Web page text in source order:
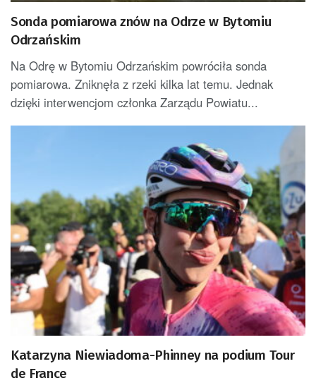
Sonda pomiarowa znów na Odrze w Bytomiu
Odrzańskim
Na Odrę w Bytomiu Odrzańskim powróciła sonda
pomiarowa. Zniknęła z rzeki kilka lat temu. Jednak
dzięki interwencjom członka Zarządu Powiatu...
Katarzyna Niewiadoma-Phinney na podium Tour
de France